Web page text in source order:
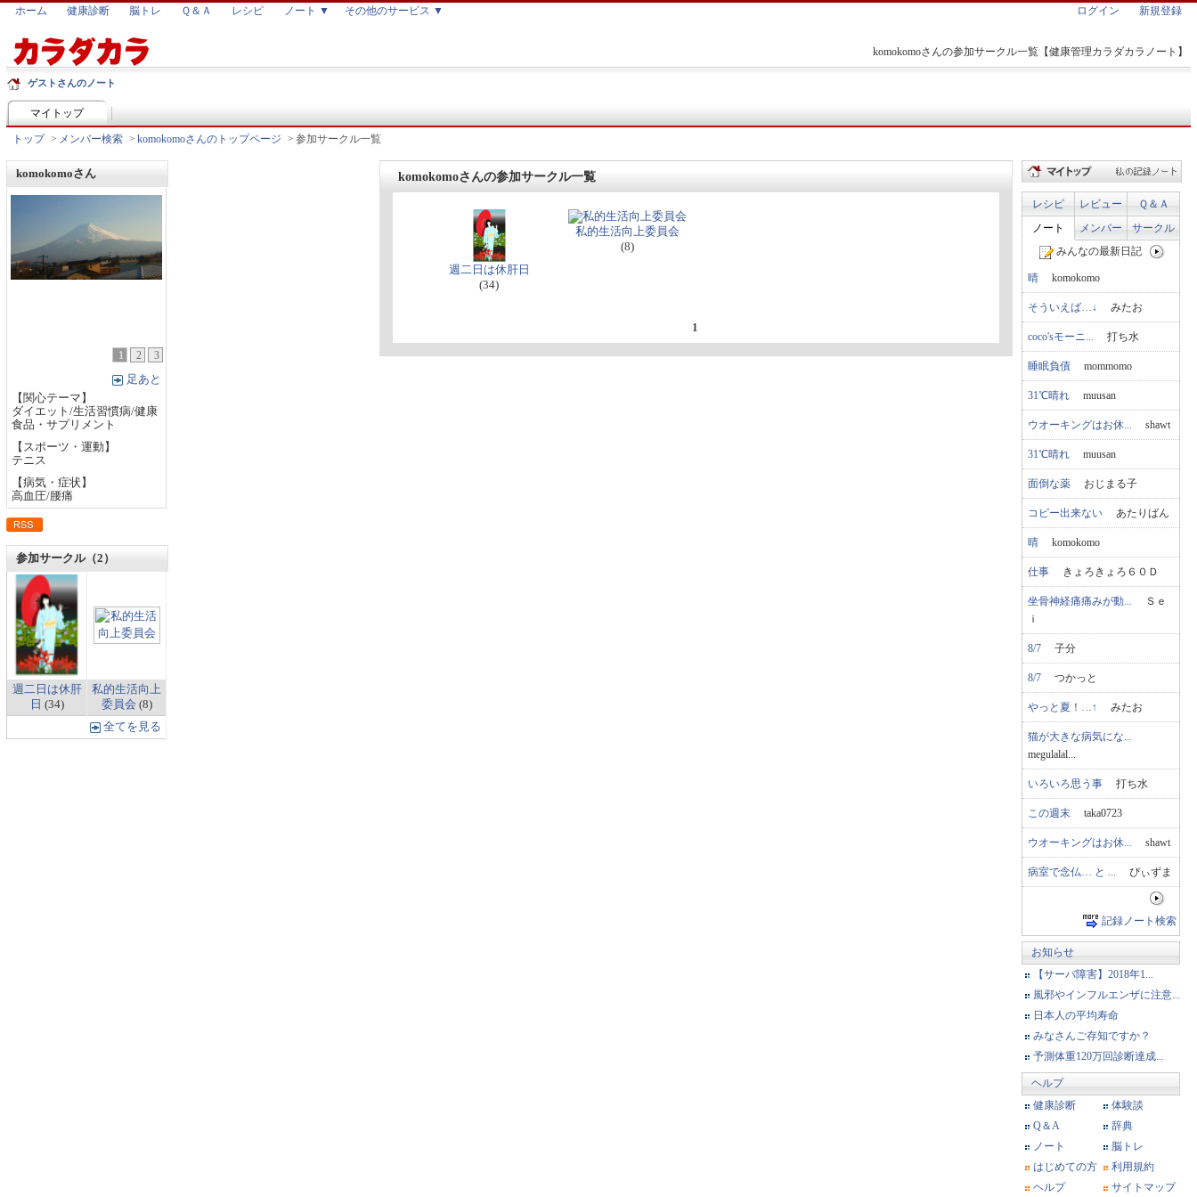
komokomoさんの参加サークル一覧【健康管理カラダカラノート】
ホーム 健康診断 脳トレ Ｑ＆Ａ レシピ ノート ▼ その他のサービス ▼ ログイン 新規登録
ゲストさんのノート
マイトップ
トップ > メンバー検索 > komokomoさんのトップページ > 参加サークル一覧
komokomoさん
1 2
3
足あと
【関心テーマ】
ダイエット/生活習慣病/健康
食品・サプリメント
【スポーツ・運動】
テニス
【病気・症状】
高血圧/腰痛
参加サークル（2）
週二日は休肝
日 (34)
私的生活向上
委員会 (8)
全てを見る
komokomoさんの参加サークル一覧
週二日は休肝日
(34)
私的生活向上委員会
(8)
1
レシピ レビュー
Ｑ＆Ａ
ノート
メンバー
サークル
みんなの最新日記
晴 komokomo
そういえば…↓ みたお
coco'sモーニ... 打ち水
睡眠負債 mommomo
31℃晴れ muusan
ウオーキングはお休... shawt
31℃晴れ muusan
面倒な薬 おじまる子
コピー出来ない あたりばん
晴 komokomo
仕事 きょろきょろ６０Ｄ
坐骨神経痛痛みが動... Ｓｅ
ｉ
8/7 子分
8/7 つかっと
やっと夏！…↑ みたお
猫が大きな病気にな...
megulalal...
いろいろ思う事 打ち水
この週末 taka0723
ウオーキングはお休... shawt
病室で念仏… と ... ぴぃずま
記録ノート検索
お知らせ
【サーバ障害】2018年1...
風邪やインフルエンザに注意...
日本人の平均寿命
みなさんご存知ですか？
予測体重120万回診断達成...
ヘルプ
健康診断
体験談
Q＆A
辞典
ノート
脳トレ
はじめての方
利用規約
ヘルプ
サイトマップ